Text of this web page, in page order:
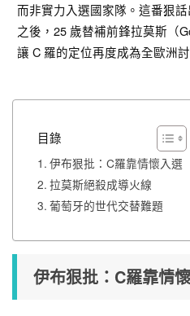
而非實力入選國家隊。這番狠
之後，25 歲替補前鋒拉莫斯（
讓 C 羅的定位再度成為全歐洲
目錄
伊布狠批：C羅靠情懷入選
拉莫斯絕殺成導火線
葡萄牙的世代交替難題
伊布狠批：C羅靠情